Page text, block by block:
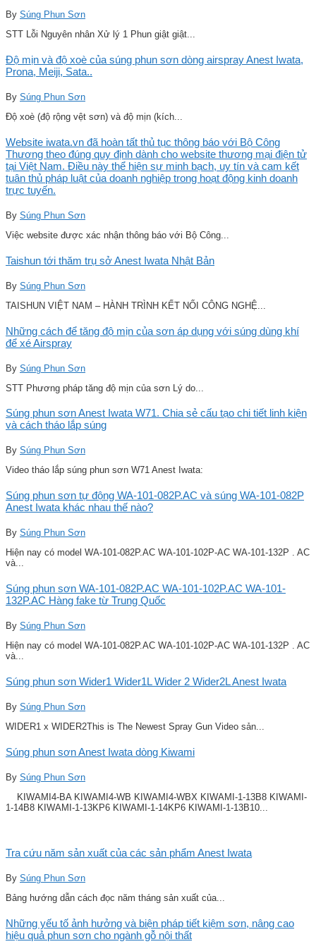
By Súng Phun Sơn
STT Lỗi Nguyên nhân Xử lý 1 Phun giật giật...
Độ mịn và độ xoè của súng phun sơn dòng airspray Anest Iwata,
Prona, Meiji, Sata..
By Súng Phun Sơn
Độ xoè (độ rộng vệt sơn) và độ mịn (kích...
Website iwata.vn đã hoàn tất thủ tục thông báo với Bộ Công
Thương theo đúng quy định dành cho website thương mại điện tử
tại Việt Nam. Điều này thể hiện sự minh bạch, uy tín và cam kết
tuân thủ pháp luật của doanh nghiệp trong hoạt động kinh doanh
trực tuyến.
By Súng Phun Sơn
Việc website được xác nhận thông báo với Bộ Công...
Taishun tới thăm trụ sở Anest Iwata Nhật Bản
By Súng Phun Sơn
TAISHUN VIỆT NAM – HÀNH TRÌNH KẾT NỐI CÔNG NGHỆ...
Những cách để tăng độ mịn của sơn áp dụng với súng dùng khí
để xé Airspray
By Súng Phun Sơn
STT Phương pháp tăng độ mịn của sơn Lý do...
Súng phun sơn Anest Iwata W71. Chia sẻ cấu tạo chi tiết linh kiện
và cách tháo lắp súng
By Súng Phun Sơn
Video tháo lắp súng phun sơn W71 Anest Iwata:
Súng phun sơn tự động WA-101-082P.AC và súng WA-101-082P
Anest Iwata khác nhau thế nào?
By Súng Phun Sơn
Hiện nay có model WA-101-082P.AC WA-101-102P-AC WA-101-132P . AC
và...
Súng phun sơn WA-101-082P.AC WA-101-102P.AC WA-101-
132P.AC Hàng fake từ Trung Quốc
By Súng Phun Sơn
Hiện nay có model WA-101-082P.AC WA-101-102P-AC WA-101-132P . AC
và...
Súng phun sơn Wider1 Wider1L Wider 2 Wider2L Anest Iwata
By Súng Phun Sơn
WIDER1 x WIDER2This is The Newest Spray Gun Video sản...
Súng phun sơn Anest Iwata dòng Kiwami
By Súng Phun Sơn
KIWAMI4-BA KIWAMI4-WB KIWAMI4-WBX KIWAMI-1-13B8 KIWAMI-
1-14B8 KIWAMI-1-13KP6 KIWAMI-1-14KP6 KIWAMI-1-13B10...
Tra cứu năm sản xuất của các sản phẩm Anest Iwata
By Súng Phun Sơn
Bảng hướng dẫn cách đọc năm tháng sản xuất của...
Những yếu tố ảnh hưởng và biện pháp tiết kiệm sơn, nâng cao
hiệu quả phun sơn cho ngành gỗ nội thất